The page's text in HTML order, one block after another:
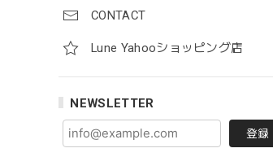
CONTACT
Lune Yahooショッピング店
NEWSLETTER
登録